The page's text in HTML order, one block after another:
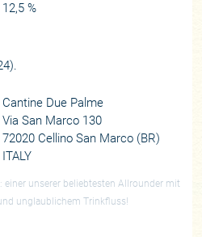
12,5 %
Cantine Due Palme
Via San Marco 130
72020 Cellino San Marco (BR)
ITALY
einer unserer beliebtesten Allrounder mit
unglaublichem Trinkfluss!